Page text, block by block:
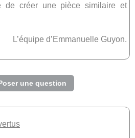
de créer une pièce similaire et
L’équipe d’Emmanuelle Guyon.
une question